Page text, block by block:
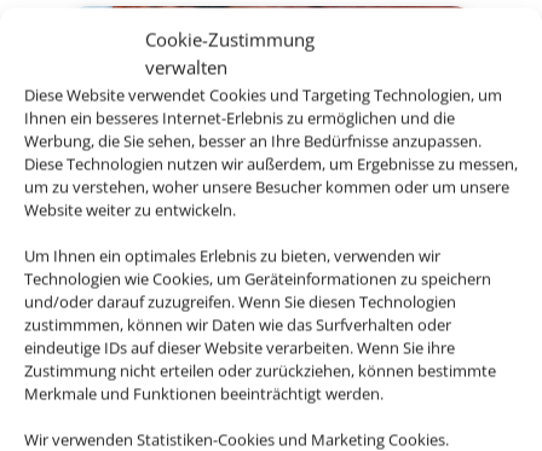
Cookie-Zustimmung
verwalten
Diese Website verwendet Cookies und Targeting Technologien, um
Ihnen ein besseres Internet-Erlebnis zu ermöglichen und die
Werbung, die Sie sehen, besser an Ihre Bedürfnisse anzupassen.
Diese Technologien nutzen wir außerdem, um Ergebnisse zu messen,
um zu verstehen, woher unsere Besucher kommen oder um unsere
Website weiter zu entwickeln.
Um Ihnen ein optimales Erlebnis zu bieten, verwenden wir
Technologien wie Cookies, um Geräteinformationen zu speichern
und/oder darauf zuzugreifen. Wenn Sie diesen Technologien
zustimmmen, können wir Daten wie das Surfverhalten oder
eindeutige IDs auf dieser Website verarbeiten. Wenn Sie ihre
Zustimmung nicht erteilen oder zurückziehen, können bestimmte
Merkmale und Funktionen beeinträchtigt werden.
Wir verwenden Statistiken-Cookies und Marketing Cookies.
Mietwagen